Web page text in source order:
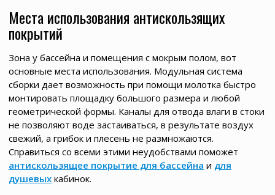
Места использования антискользящих
покрытий
Зона у бассейна и помещения с мокрым полом, вот
основные места использования. Модульная система
сборки дает возможность при помощи молотка быстро
монтировать площадку большого размера и любой
геометрической формы. Каналы для отвода влаги в стоки
не позволяют воде застаиваться, в результате воздух
свежий, а грибок и плесень не размножаются.
Справиться со всеми этими неудобствами поможет
антискользящее покрытие для бассейна и для
душевыхкабинок.